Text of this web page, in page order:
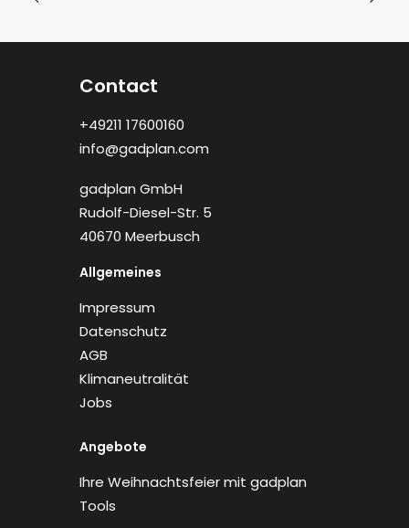
Contact
+49211 17600160
info@gadplan.com
gadplan GmbH
Rudolf-Diesel-Str. 5
40670 Meerbusch
Allgemeines
Impressum
Datenschutz
AGB
Klimaneutralität
Jobs
Angebote
Ihre Weihnachtsfeier mit gadplan
Tools